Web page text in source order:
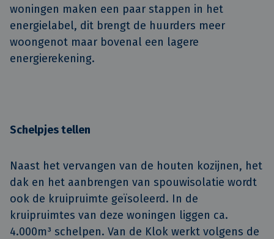
woningen maken een paar stappen in het
energielabel, dit brengt de huurders meer
woongenot maar bovenal een lagere
energierekening.
Schelpjes tellen
Naast het vervangen van de houten kozijnen, het
dak en het aanbrengen van spouwisolatie wordt
ook de kruipruimte geïsoleerd. In de
kruipruimtes van deze woningen liggen ca.
4.000m³ schelpen. Van de Klok werkt volgens de